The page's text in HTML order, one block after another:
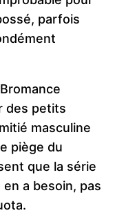
parfois
des petits
masculine
piège du
que la série
a besoin, pas